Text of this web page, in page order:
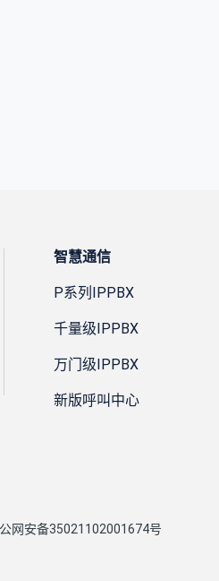
智慧通信
P系列IPPBX
千量级IPPBX
万门级IPPBX
新版呼叫中心
网安备35021102001674号